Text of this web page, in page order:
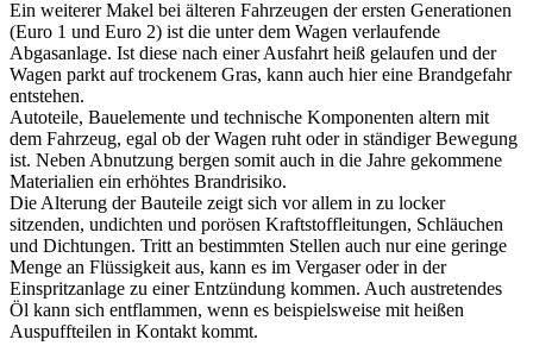
Ein weiterer Makel bei älteren Fahrzeugen der ersten Generationen
(Euro 1 und Euro 2) ist die unter dem Wagen verlaufende
Abgasanlage. Ist diese nach einer Ausfahrt heiß gelaufen und der
Wagen parkt auf trockenem Gras, kann auch hier eine Brandgefahr
entstehen.
Autoteile, Bauelemente und technische Komponenten altern mit
dem Fahrzeug, egal ob der Wagen ruht oder in ständiger Bewegung
ist. Neben Abnutzung bergen somit auch in die Jahre gekommene
Materialien ein erhöhtes Brandrisiko.
Die Alterung der Bauteile zeigt sich vor allem in zu locker
sitzenden, undichten und porösen Kraftstoffleitungen, Schläuchen
und Dichtungen. Tritt an bestimmten Stellen auch nur eine geringe
Menge an Flüssigkeit aus, kann es im Vergaser oder in der
Einspritzanlage zu einer Entzündung kommen. Auch austretendes
Öl kann sich entflammen, wenn es beispielsweise mit heißen
Auspuffteilen in Kontakt kommt.